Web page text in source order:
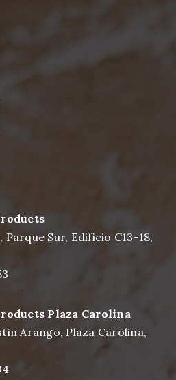
Sur, Edificio C13-18,
Plaza Carolina
Arango, Plaza Carolina,